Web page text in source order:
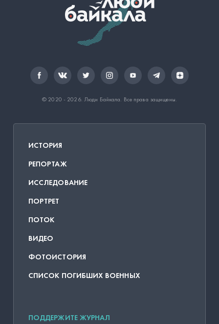
© 2020 - 2026. Люди Байкала. Все права защищены.
ИСТОРИЯ
РЕПОРТАЖ
ИССЛЕДОВАНИЕ
ПОРТРЕТ
ПОТОК
ВИДЕО
ФОТОИСТОРИЯ
СПИСОК ПОГИБШИХ ВОЕННЫХ
ПОДДЕРЖИТЕ ЖУРНАЛ